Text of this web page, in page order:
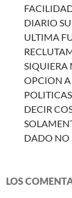
DIARIO
ULTIMA
SIQUIERA
OPCION A
DECIR
DADO NO
LOS